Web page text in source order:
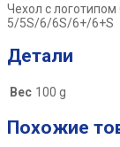
Чехол с
5/5S/6/6S/6+/6+S
Детали
Вес 100 g
Похожие